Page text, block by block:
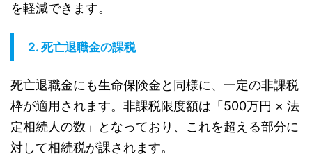
を軽減できます。
2. 死亡退職金の課税
死亡退職金にも生命保険金と同様に、一定の非課税
枠が適用されます。非課税限度額は「500万円 × 法
定相続人の数」となっており、これを超える部分に
対して相続税が課されます。